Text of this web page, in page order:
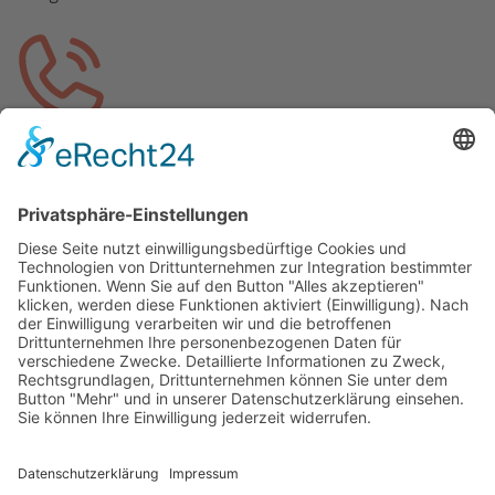
Sie möchten uns persönlich sprechen?
Jetzt anrufen
Sie sind Ärztin oder Arzt und haben Fragen zu
TeamPraxis oder zur HZV?
Informationen für Praxen